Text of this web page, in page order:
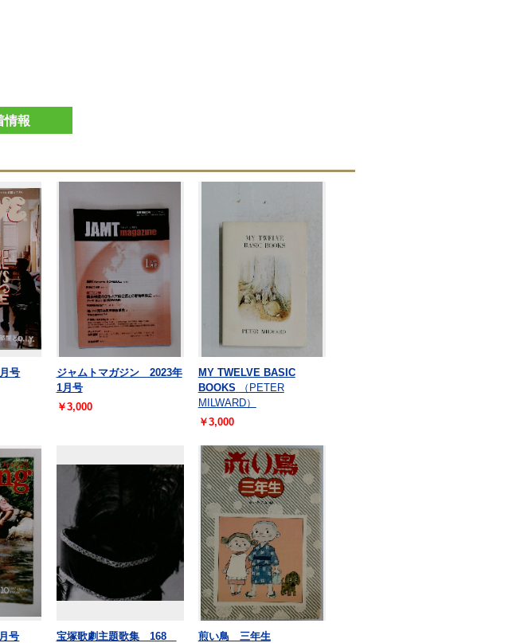
情報
号
ジャムトマガジン 2023年
1月号
￥3,000
MY TWELVE BASIC
BOOKS
（PETER
MILWARD）
￥3,000
号 宝塚歌劇主題歌集 168 煎い鳥 三年生